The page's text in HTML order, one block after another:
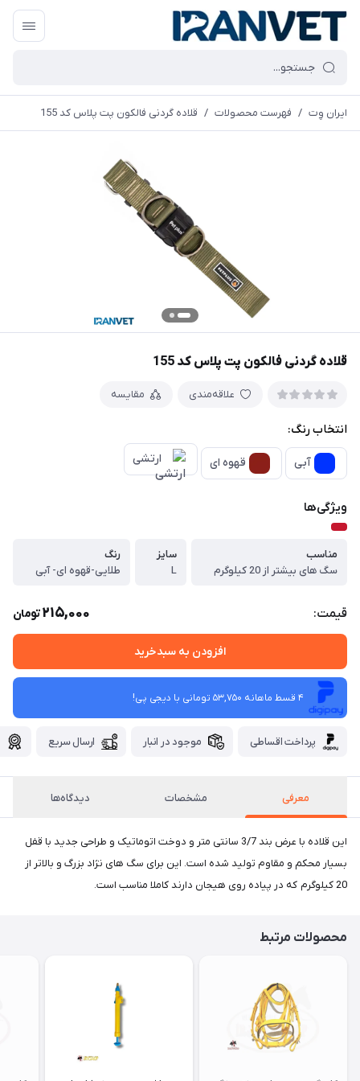
ایران وِت / فهرست محصولات / قلاده گردنی فالکون پت پلاس کد 155
قلاده گردنی فالکون پت پلاس کد 155
علاقه‌مندی مقایسه
انتخاب رنگ:
آبی قهوه ای ارتشی
ویژگی‌ها
مناسب
سگ های بیشتر از 20 کیلوگرم
سایز
L
رنگ
طلایی-قهوه ای- آبی
قیمت: 215,000تومان
افزودن به سبدخرید
4 قسط ماهانه 53,750 تومانی با دیجی ‌پی!
پرداخت اقساطی موجود در انبار ارسال سریع
معرفی مشخصات دیدگاه‌ها
این قلاده با عرض بند 3/7 سانتی متر و دوخت اتوماتیک و طراحی جدید با قفل
بسیار محکم و مقاوم تولید شده است. این برای سگ های نژاد بزرگ و بالاتر از
20 کیلوگرم که در پیاده روی هیجان دارند کاملا مناسب است.
محصولات مرتبط